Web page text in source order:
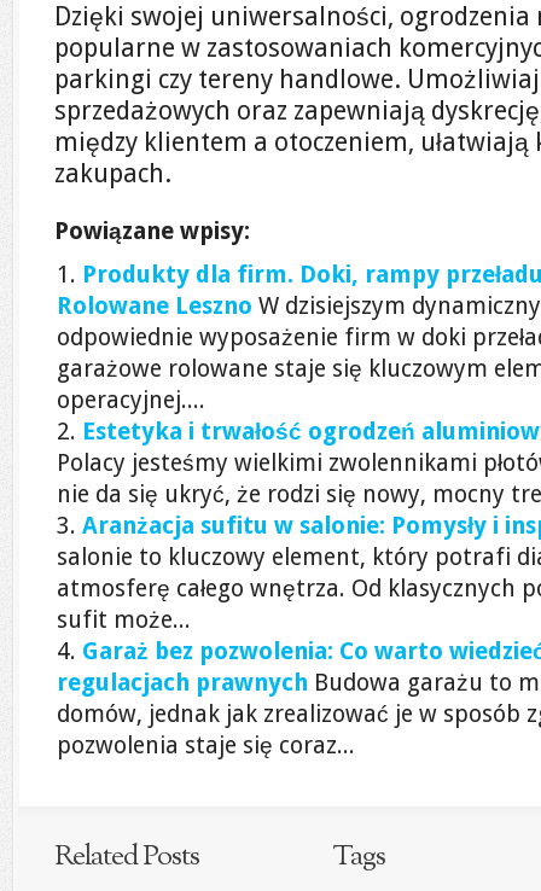
Dzięki swojej uniwersalności, ogrodzenia
popularne w zastosowaniach
parkingi czy tereny handlowe.
sprzedażowych oraz zapewniają
między klientem a otoczeniem, ułatwiają
zakupach.
Powiązane wpisy:
Produkty dla firm. Doki, rampy
Rolowane Leszno W dzisiejszym
odpowiednie wyposażenie firm w doki
garażowe rolowane staje się kluczowym
operacyjnej....
Estetyka i trwałość ogrodzeń
Polacy jesteśmy wielkimi zwolennikami
nie da się ukryć, że rodzi się nowy, mocny
Aranżacja sufitu w salonie: Pomysły i
salonie to kluczowy element, który potrafi
atmosferę całego wnętrza. Od klasycznych
sufit może...
Garaż bez pozwolenia: Co warto
regulacjach prawnych Budowa garażu to
domów, jednak jak zrealizować je w sposób
pozwolenia staje się coraz...
Related Posts Tags